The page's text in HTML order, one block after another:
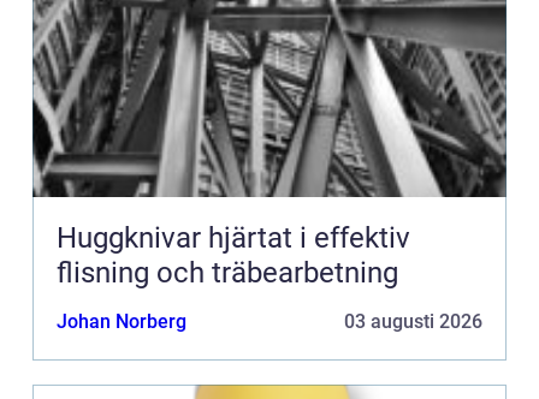
Huggknivar hjärtat i effektiv
flisning och träbearbetning
Johan Norberg 03 augusti 2026